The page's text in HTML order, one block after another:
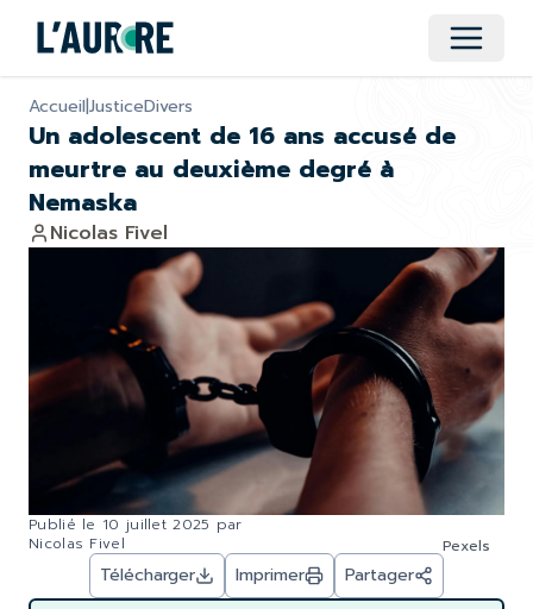
Ouvrir
Accueil|JusticeDivers
Un adolescent de 16 ans accusé de
meurtre au deuxième degré à
Nemaska
Nicolas Fivel
Publié le 10 juillet 2025 par
Nicolas Fivel
Pexels
Télécharger Imprimer Partager